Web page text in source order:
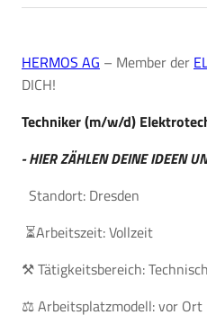
HERMOS AG – Member der
DICH!
Techniker (m/w/d)
- HIER ZÄHLEN DEINE IDEEN
️Standort: Dresden
⏳Arbeitszeit: Vollzeit
⚒️ Tätigkeitsbereich:
⚖️ Arbeitsplatzmodell: vor Ort